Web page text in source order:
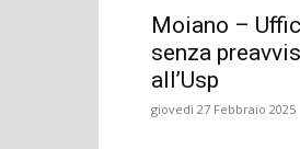
Moiano –
senza
all’Usp
giovedì 27 Febbraio 2025